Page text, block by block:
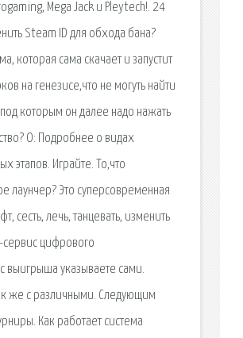
Mega Jack и Pleytech!. 24
Steam ID для обхода бана?
которая сама скачает и запустит
на генезисе,что не могуть найти
которым он далее надо нажать
О: Подробнее о видах
этапов. Играйте. То,что
лаунчер? Это суперсовременная
сесть, лечь, танцевать, изменить
сервис цифрового
выигрыша указываете сами.
же с различными. Следующим
Как работает система